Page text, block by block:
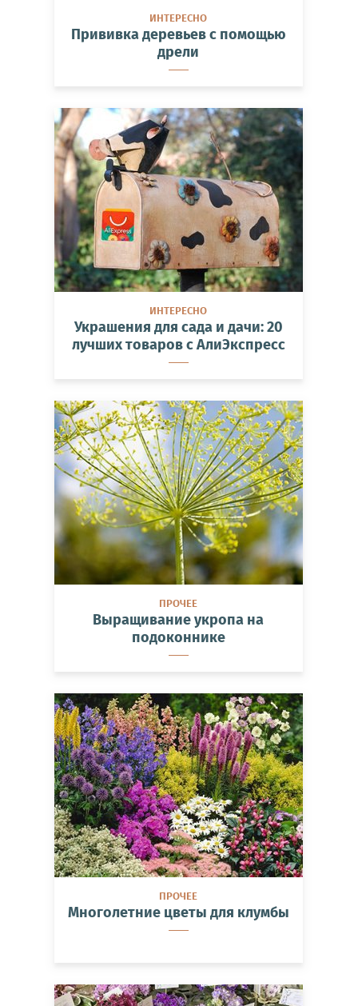
ИНТЕРЕСНО
Прививка деревьев с помощью
дрели
ИНТЕРЕСНО
Украшения для сада и дачи: 20
лучших товаров с АлиЭкспресс
ПРОЧЕЕ
Выращивание укропа на
подоконнике
ПРОЧЕЕ
Многолетние цветы для клумбы